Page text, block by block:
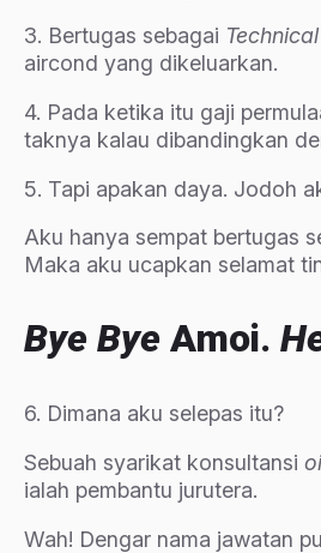
3. Bertugas sebagai
aircond yang dikeluarkan.
4. Pada ketika itu gaji
taknya kalau dibandingkan
5. Tapi apakan daya. Jodoh
Aku hanya sempat bertugas
Maka aku ucapkan selamat
Bye Bye Amoi.
6. Dimana aku selepas itu?
Sebuah syarikat konsultansi
ialah pembantu jurutera.
Wah! Dengar nama jawatan